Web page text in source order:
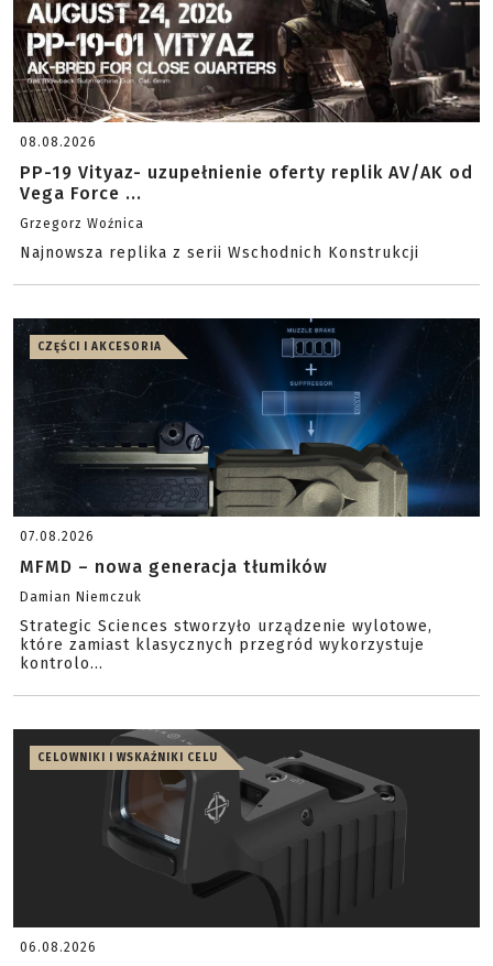
08.08.2026
PP-19 Vityaz- uzupełnienie oferty replik AV/AK od
Vega Force ...
Grzegorz Woźnica
Najnowsza replika z serii Wschodnich Konstrukcji
CZĘŚCI I AKCESORIA
07.08.2026
MFMD – nowa generacja tłumików
Damian Niemczuk
Strategic Sciences stworzyło urządzenie wylotowe,
które zamiast klasycznych przegród wykorzystuje
kontrolo...
CELOWNIKI I WSKAŹNIKI CELU
06.08.2026